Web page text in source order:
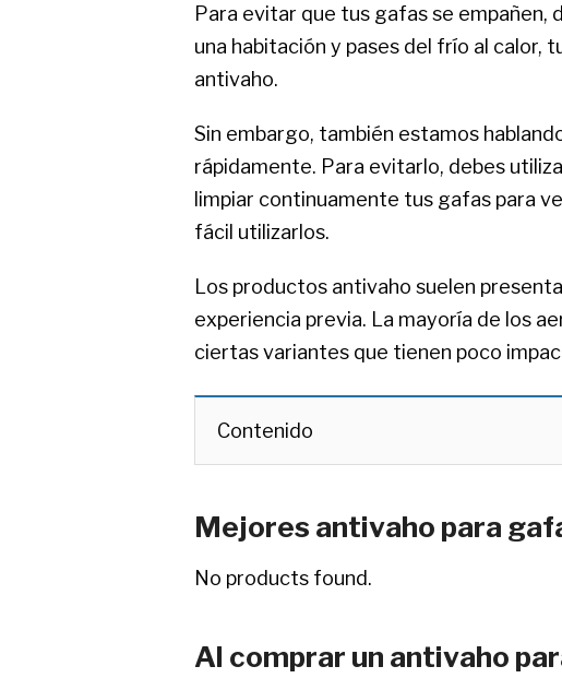
Para evitar que tus gafas se empañen,
una habitación y pases del frío al calor,
antivaho.
Sin embargo, también estamos
rápidamente. Para evitarlo, debes
limpiar continuamente tus gafas para
fácil utilizarlos.
Los productos antivaho suelen
experiencia previa. La mayoría de los
ciertas variantes que tienen poco
Contenido
Mejores antivaho para
No products found.
Al comprar un antivaho